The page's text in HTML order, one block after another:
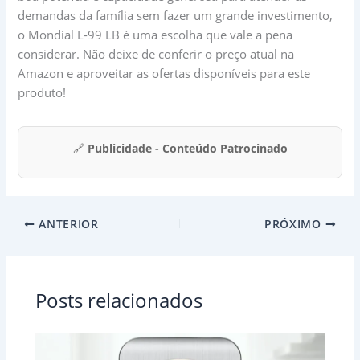
demandas da família sem fazer um grande investimento,
o Mondial L-99 LB é uma escolha que vale a pena
considerar. Não deixe de conferir o preço atual na
Amazon e aproveitar as ofertas disponíveis para este
produto!
🔗 Publicidade - Conteúdo Patrocinado
ANTERIOR PRÓXIMO
Posts relacionados